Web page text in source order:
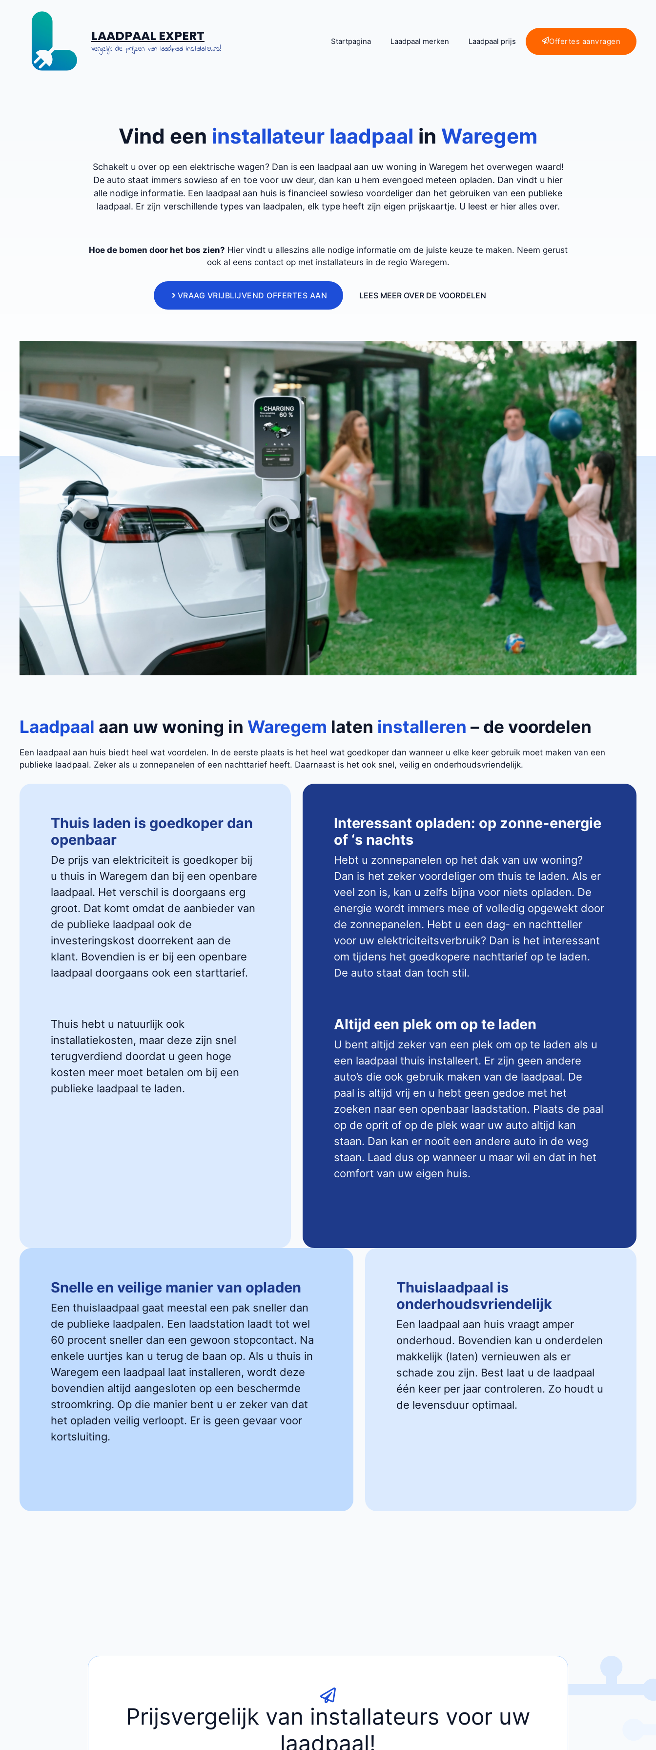
LAADPAAL EXPERT
Vergelijk de prijzen van laadpaal installateurs!
Startpagina Laadpaal merken Laadpaal prijs Offertes aanvragen
Vind een installateur laadpaal in Waregem
Schakelt u over op een elektrische wagen? Dan is een laadpaal aan uw woning in Waregem het overwegen waard!
De auto staat immers sowieso af en toe voor uw deur, dan kan u hem evengoed meteen opladen. Dan vindt u hier
alle nodige informatie. Een laadpaal aan huis is financieel sowieso voordeliger dan het gebruiken van een publieke
laadpaal. Er zijn verschillende types van laadpalen, elk type heeft zijn eigen prijskaartje. U leest er hier alles over.
Hoe de bomen door het bos zien? Hier vindt u alleszins alle nodige informatie om de juiste keuze te maken. Neem gerust
ook al eens contact op met installateurs in de regio Waregem.
VRAAG VRIJBLIJVEND OFFERTES AAN LEES MEER OVER DE VOORDELEN
Laadpaal aan uw woning in Waregem laten installeren – de voordelen
Een laadpaal aan huis biedt heel wat voordelen. In de eerste plaats is het heel wat goedkoper dan wanneer u elke keer gebruik moet maken van een
publieke laadpaal. Zeker als u zonnepanelen of een nachttarief heeft. Daarnaast is het ook snel, veilig en onderhoudsvriendelijk.
Interessant opladen: op zonne-energie
of ‘s nachts
Hebt u zonnepanelen op het dak van uw woning?
Dan is het zeker voordeliger om thuis te laden. Als er
veel zon is, kan u zelfs bijna voor niets opladen. De
energie wordt immers mee of volledig opgewekt door
de zonnepanelen. Hebt u een dag- en nachtteller
voor uw elektriciteitsverbruik? Dan is het interessant
om tijdens het goedkopere nachttarief op te laden.
De auto staat dan toch stil.
Altijd een plek om op te laden
U bent altijd zeker van een plek om op te laden als u
een laadpaal thuis installeert. Er zijn geen andere
auto’s die ook gebruik maken van de laadpaal. De
paal is altijd vrij en u hebt geen gedoe met het
zoeken naar een openbaar laadstation. Plaats de paal
op de oprit of op de plek waar uw auto altijd kan
staan. Dan kan er nooit een andere auto in de weg
staan. Laad dus op wanneer u maar wil en dat in het
comfort van uw eigen huis.
Snelle en veilige manier van opladen
Een thuislaadpaal gaat meestal een pak sneller dan
de publieke laadpalen. Een laadstation laadt tot wel
60 procent sneller dan een gewoon stopcontact. Na
enkele uurtjes kan u terug de baan op. Als u thuis in
Waregem een laadpaal laat installeren, wordt deze
bovendien altijd aangesloten op een beschermde
stroomkring. Op die manier bent u er zeker van dat
het opladen veilig verloopt. Er is geen gevaar voor
kortsluiting.
Thuislaadpaal is
onderhoudsvriendelijk
Een laadpaal aan huis vraagt amper
onderhoud. Bovendien kan u onderdelen
makkelijk (laten) vernieuwen als er
schade zou zijn. Best laat u de laadpaal
één keer per jaar controleren. Zo houdt u
de levensduur optimaal.
Thuis laden is goedkoper dan
openbaar
De prijs van elektriciteit is goedkoper bij
u thuis in Waregem dan bij een openbare
laadpaal. Het verschil is doorgaans erg
groot. Dat komt omdat de aanbieder van
de publieke laadpaal ook de
investeringskost doorrekent aan de
klant. Bovendien is er bij een openbare
laadpaal doorgaans ook een starttarief.
Thuis hebt u natuurlijk ook
installatiekosten, maar deze zijn snel
terugverdiend doordat u geen hoge
kosten meer moet betalen om bij een
publieke laadpaal te laden.
Prijsvergelijk van installateurs voor uw
laadpaal!